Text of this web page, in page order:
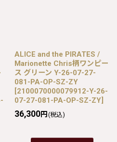
ALICE and the PIRATES /
Marionette Chris柄ワンピー
ス グリーン Y-26-07-27-
081-PA-OP-SZ-ZY
[2100070000079912-Y-26-
07-27-081-PA-OP-SZ-ZY]
36,300円 (税込)